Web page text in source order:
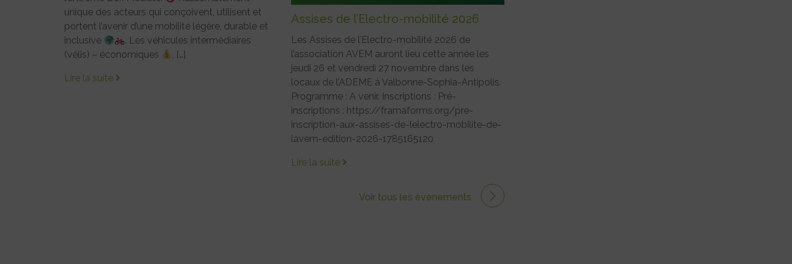
unique des acteurs qui conçoivent, utilisent et
portent l’avenir d’une mobilité légère, durable et
inclusive
. Les véhicules intermédiaires
(vélis) – économiques
, […]
Lire la suite
Assises de l’Electro-mobilité 2026
Les Assises de l’Electro-mobilité 2026 de
l’association AVEM auront lieu cette année les
jeudi 26 et vendredi 27 novembre dans les
locaux de l’ADEME à Valbonne-Sophia-Antipolis.
Programme : A venir. Inscriptions : Pré-
inscriptions : https://framaforms.org/pre-
inscription-aux-assises-de-lelectro-mobilite-de-
lavem-edition-2026-1785165120
Lire la suite
Voir tous les événements